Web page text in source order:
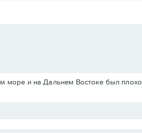
и на Дальнем Востоке был